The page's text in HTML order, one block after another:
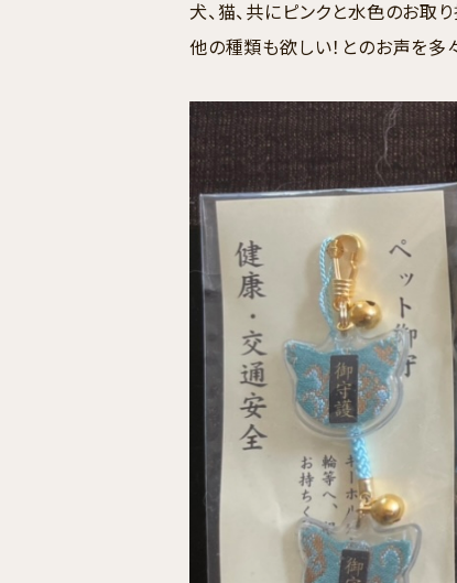
犬、猫、共にピンクと水色のお取り
他の種類も欲しい！とのお声を多